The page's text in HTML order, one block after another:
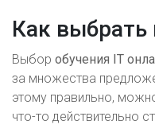
Как выбрать
Выбор обучения IT
за множества
этому правильно,
что-то действительно